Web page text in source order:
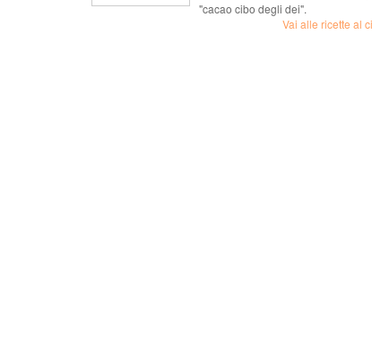
"cacao cibo degli dei".
Vai alle ricette al